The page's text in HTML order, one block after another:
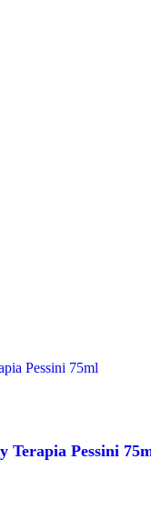
Terapia Pessini